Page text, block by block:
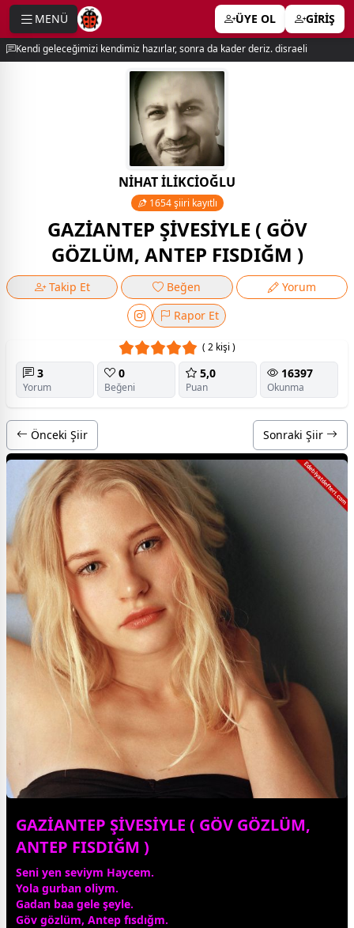
MENÜ ÜYE OL GİRİŞ
Kendi geleceğimizi kendimiz hazırlar, sonra da kader deriz. disraeli
NİHAT İLİKCİOĞLU
1654 şiiri kayıtlı
GAZİANTEP ŞİVESİYLE ( GÖV
GÖZLÜM, ANTEP FISDIĞM )
Takip Et Beğen
Yorum
Rapor Et
( 2 kişi )
3
Yorum
0
Beğeni
5,0
Puan
16397
Okunma
Önceki Şiir Sonraki Şiir
GAZİANTEP ŞİVESİYLE ( GÖV GÖZLÜM,
ANTEP FISDIĞM )
Seni yen seviym Haycem.
Yola gurban oliym.
Gadan baa gele şeyle.
Göv gözlüm, Antep fısdığm.
menu